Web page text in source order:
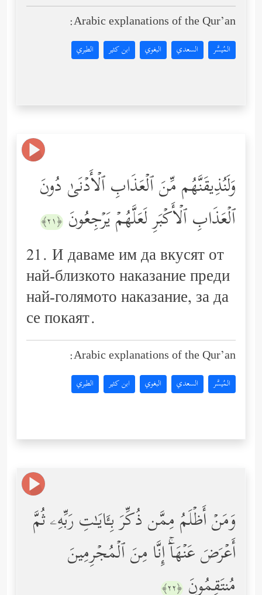
Arabic explanations of the Qur’an:
المُيسَّر السعدي البغوي ابن كثير الطبري
وَلَنُذِیقَنَّهُم مِّنَ ٱلۡعَذَابِ ٱلۡأَدۡنَىٰ دُونَ
ٱلۡعَذَابِ ٱلۡأَكۡبَرِ لَعَلَّهُمۡ یَرۡجِعُونَ ﴿٢١﴾
21. И даваме им да вкусят от
най-близкото наказание преди
най-голямото наказание, за да
се покаят.
Arabic explanations of the Qur’an:
المُيسَّر السعدي البغوي ابن كثير الطبري
وَمَنۡ أَظۡلَمُ مِمَّن ذُكِّرَ بِـَٔایَـٰتِ رَبِّهِۦ ثُمَّ
أَعۡرَضَ عَنۡهَاۤۚ إِنَّا مِنَ ٱلۡمُجۡرِمِینَ
مُنتَقِمُونَ ﴿٢٢﴾